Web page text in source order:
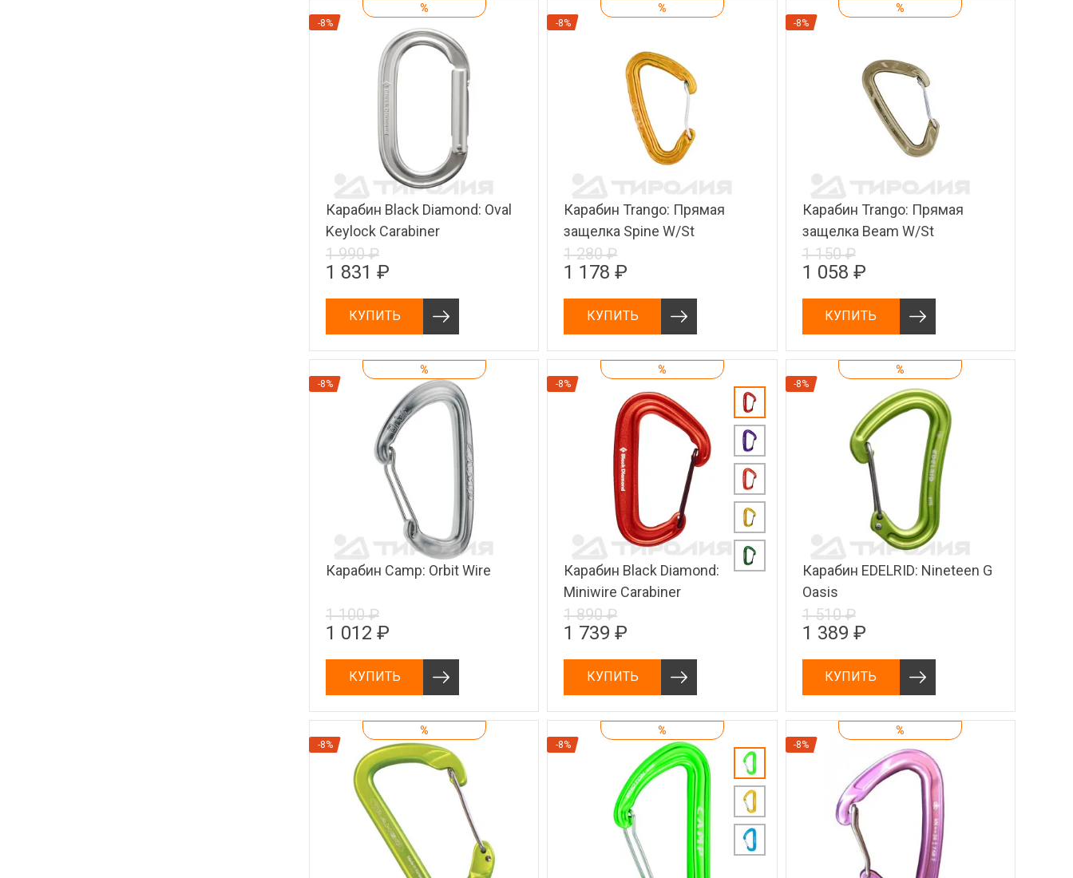
%
-8%
Карабин Black Diamond: Oval
Keylock Carabiner
1 990 ₽
1 831 ₽
КУПИТЬ
%
-8%
Карабин Trango: Прямая
защелка Spine W/St
1 280 ₽
1 178 ₽
КУПИТЬ
%
-8%
Карабин Trango: Прямая
защелка Beam W/St
1 150 ₽
1 058 ₽
КУПИТЬ
%
-8%
Карабин Camp: Orbit Wire
1 100 ₽
1 012 ₽
КУПИТЬ
%
-8%
Карабин Black Diamond:
Miniwire Carabiner
1 890 ₽
1 739 ₽
КУПИТЬ
%
-8%
Карабин EDELRID: Nineteen G
Oasis
1 510 ₽
1 389 ₽
КУПИТЬ
%
-8%
%
-8%
%
-8%